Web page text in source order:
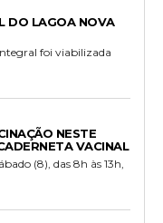
DO LAGOA NOVA
foi viabilizada
NESTE
VACINAL
(8), das 8h às 13h,